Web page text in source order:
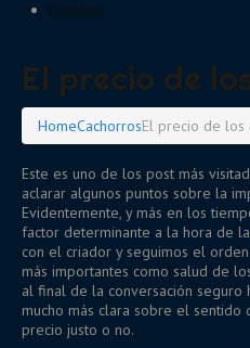
Contacto
El precio de
HomeCachorrosEl precio de los
Este es uno de los post más
aclarar algunos puntos sobre la
Evidentemente, y más en los
factor determinante a la hora de
con el criador y seguimos el
más importantes como salud de
al final de la conversación seguro
mucho más clara sobre el
precio justo o no.